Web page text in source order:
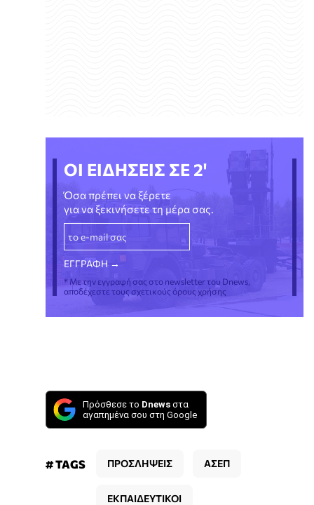
ΟΙ ΕΙΔΗΣΕΙΣ ΣΕ 2'
Όσα πρέπει να ξέρετε
για να ξεκινήσετε τη μέρα σας.
* Με την εγγραφή σας στο newsletter του Dnews,
αποδέχεστε τους σχετικούς όρους χρήσης
Πρόσθεσε το Dnews στα
αγαπημένα σου στη Google
# TAGS ΠΡΟΣΛΗΨΕΙΣ ΑΣΕΠ
ΕΚΠΑΙΔΕΥΤΙΚΟΙ